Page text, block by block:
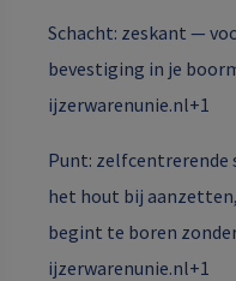
Schacht: zeskant —
bevestiging in je
ijzerwarenunie.nl+1
Punt:
het hout bij
begint te boren
ijzerwarenunie.nl+1